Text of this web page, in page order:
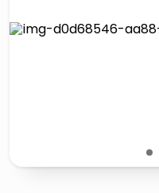
airpods
1